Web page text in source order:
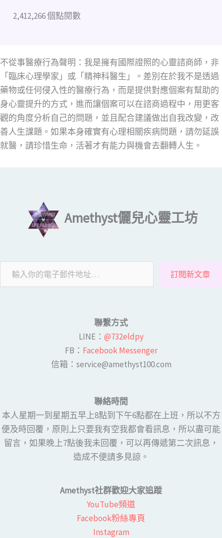
2,412,266 個點閱數
不從事醫療行為聲明：我是擁有國際證照的心靈諮商師，非
「臨床心理學家」或「精神科醫生」。差別在於我不是透過
藥物或任何侵入性的醫療行為，而是提供對應個案有幫助的
身心靈提升的方式，進而讓個案可以在諮商過程中，用更客
觀的角度分析自己的問題，並且配合建議做出自我改變，改
善人生課題。如果本身確實有心理相關疾病問題，請勿延誤
就醫，請珍惜生命，活著才有能力與機會去翻轉人生。
Amethyst儷兒心靈工坊
訂閱新文章
聯繫方式
LINE​： @732eldpy
FB：​ Facebook Messenger
​​信箱：service@amethyst100.com
聯絡時間
本人星期一到星期五早上8點到下午6點都在上班，所以不方
便及時回覆，原則上只要我有空我都會看訊息，所以盡可能
留言，如果晚上7點後我未回覆，可以再傳遞第二次訊息，
造成不便請多見諒。
Amethyst社群歡迎大家追蹤
YouTube頻道
Facebook粉絲專頁​
Instagram